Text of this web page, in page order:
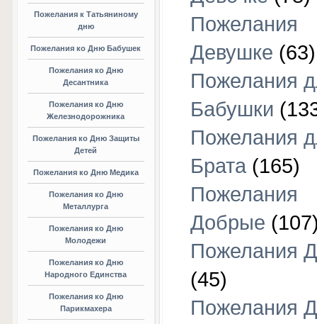
Пожелания к Татьяниному
дню
Пожелания ко Дню Бабушек
Пожелания ко Дню
Десантника
Пожелания ко Дню
Железнодорожника
Пожелания ко Дню Защиты
Детей
Пожелания ко Дню Медика
Пожелания ко Дню
Металлурга
Пожелания ко Дню
Молодежи
Пожелания ко Дню
Народного Единства
Пожелания ко Дню
Парикмахера
Пожелания
Девушке (63)
Пожелания
Бабушки
Пожелания
Брата (165)
Пожелания
Добрые
Пожелания
(45)
Пожелания